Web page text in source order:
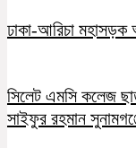
ঢাকা-আরিচা মহাসড়ক
সিলেট এমসি কলেজ
সাইফুর রহমান